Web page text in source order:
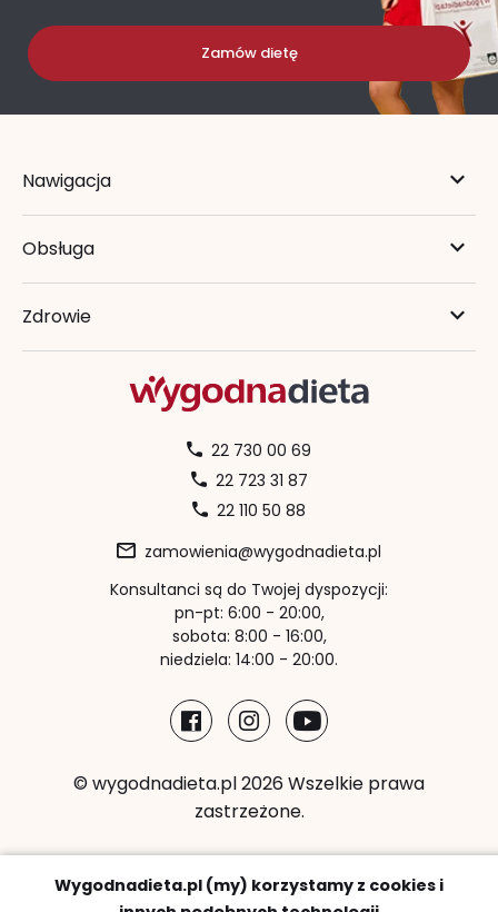
Zamów dietę
Nawigacja
Obsługa
Zdrowie
22 730 00 69
22 723 31 87
22 110 50 88
zamowienia@wygodnadieta.pl
Konsultanci są do Twojej dyspozycji:
pn-pt: 6:00 - 20:00,
sobota: 8:00 - 16:00,
niedziela: 14:00 - 20:00.
© wygodnadieta.pl 2026 Wszelkie prawa
zastrzeżone.
Metody płatności:
Wygodnadieta.pl (my) korzystamy z cookies i